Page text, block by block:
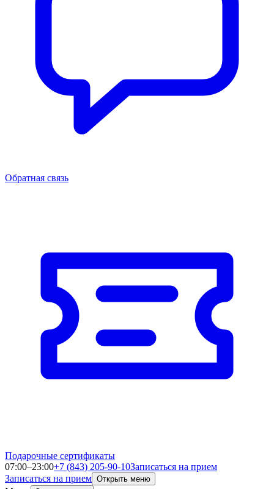
Обратная связь
Подарочные сертификаты
07:00–23:00+7 (843) 205-90-10Записаться на прием
Записаться на прием Открыть меню